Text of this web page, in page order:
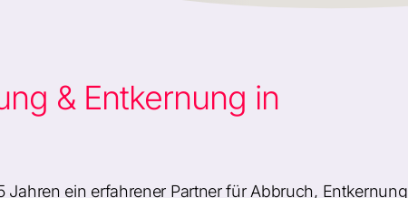
& Entkernung in
Jahren ein erfahrener Partner für Abbruch, Entkernung